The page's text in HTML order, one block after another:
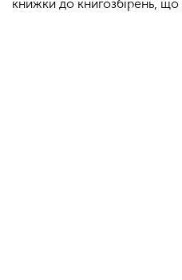
книжки до книгозбірень, що